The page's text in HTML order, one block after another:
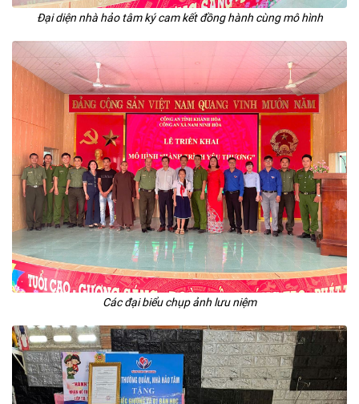
Đại diện nhà hảo tâm ký cam kết đồng hành cùng mô hình
Các đại biểu chụp ảnh lưu niệm